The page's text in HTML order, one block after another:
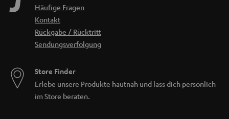
Häufige Fragen
Kontakt
Rückgabe / Rücktritt
Sendungsverfolgung
Store Finder
Erlebe unsere Produkte hautnah und lass dich persönlich
im Store beraten.